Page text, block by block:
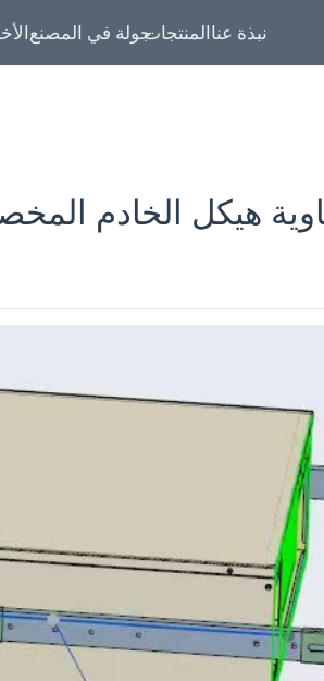
نبذة عنا المنتجاتجولة في المصنع
هيكل الخادم